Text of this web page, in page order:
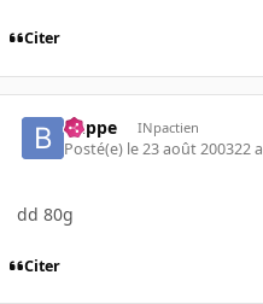
Citer
buppe INpactien
Posté(e) le 23 août 200322 a
dd 80g
Citer